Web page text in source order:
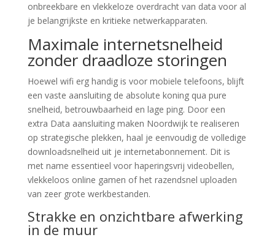
onbreekbare en vlekkeloze overdracht van data voor al
je belangrijkste en kritieke netwerkapparaten.
Maximale internetsnelheid
zonder draadloze storingen
Hoewel wifi erg handig is voor mobiele telefoons, blijft
een vaste aansluiting de absolute koning qua pure
snelheid, betrouwbaarheid en lage ping. Door een
extra Data aansluiting maken Noordwijk te realiseren
op strategische plekken, haal je eenvoudig de volledige
downloadsnelheid uit je internetabonnement. Dit is
met name essentieel voor haperingsvrij videobellen,
vlekkeloos online gamen of het razendsnel uploaden
van zeer grote werkbestanden.
Strakke en onzichtbare afwerking
in de muur